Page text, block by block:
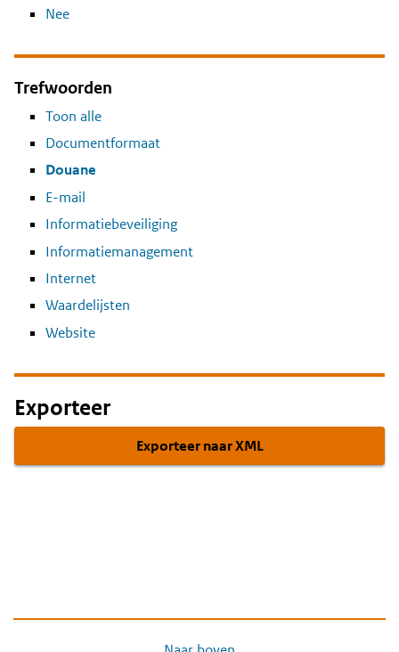
Nee
Trefwoorden
Toon alle
Documentformaat
Douane
E-mail
Informatiebeveiliging
Informatiemanagement
Internet
Waardelijsten
Website
Exporteer
Exporteer naar XML